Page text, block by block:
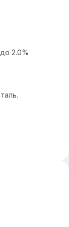
2.0%